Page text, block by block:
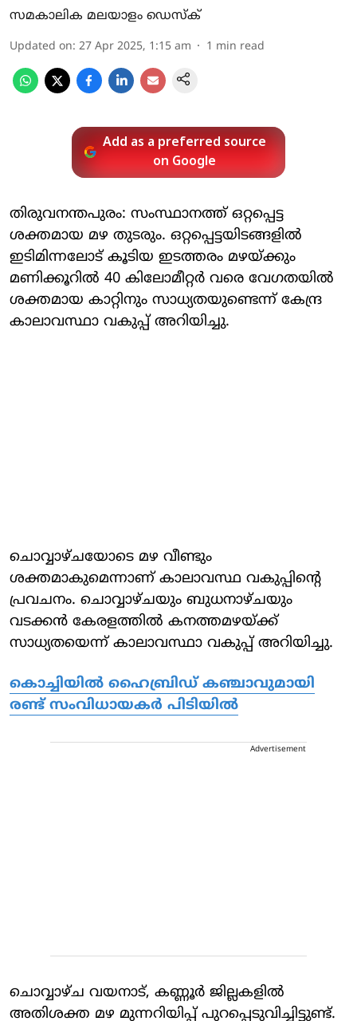
സമകാലിക മലയാളം ഡെസ്ക്
Updated on: 27 Apr 2025, 1:15 am 1 min read
Add as a preferred source
on Google
തിരുവനന്തപുരം: സംസ്ഥാനത്ത് ഒറ്റപ്പെട്ട
ശക്തമായ മഴ തുടരും. ഒറ്റപ്പെട്ടയിടങ്ങളില്‍
ഇടിമിന്നലോട് കൂടിയ ഇടത്തരം മഴയ്ക്കും
മണിക്കൂറില്‍ 40 കിലോമീറ്റര്‍ വരെ വേഗതയില്‍
ശക്തമായ കാറ്റിനും സാധ്യതയുണ്ടെന്ന് കേന്ദ്ര
കാലാവസ്ഥാ വകുപ്പ് അറിയിച്ചു.
ചൊവ്വാഴ്ചയോടെ മഴ വീണ്ടും
ശക്തമാകുമെന്നാണ് കാലാവസ്ഥ വകുപ്പിന്റെ
പ്രവചനം. ചൊവ്വാഴ്ചയും ബുധനാഴ്ചയും
വടക്കന്‍ കേരളത്തില്‍ കനത്തമഴയ്ക്ക്
സാധ്യതയെന്ന് കാലാവസ്ഥാ വകുപ്പ് അറിയിച്ചു.
കൊച്ചിയില്‍ ഹൈബ്രിഡ് കഞ്ചാവുമായി
രണ്ട് സംവിധായകര്‍ പിടിയില്‍
Advertisement
ചൊവ്വാഴ്ച വയനാട്, കണ്ണൂര്‍ ജില്ലകളില്‍
അതിശക്ത മഴ മുന്നറിയിപ്പ് പുറപ്പെടുവിച്ചിട്ടുണ്ട്.